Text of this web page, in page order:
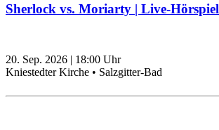
Sherlock vs. Moriarty | Live-Hörspiel
20. Sep. 2026 | 18:00 Uhr
Kniestedter Kirche • Salzgitter-Bad